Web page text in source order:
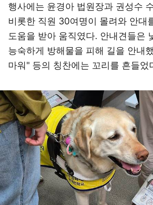
행사에는 윤경아 법원장과 권성수
비롯한 직원 30여명이 몰려와 안대
도움을 받아 움직였다. 안내견들은
능숙하게 방해물을 피해 길을 안내
마워" 등의 칭찬에는 꼬리를 흔들었